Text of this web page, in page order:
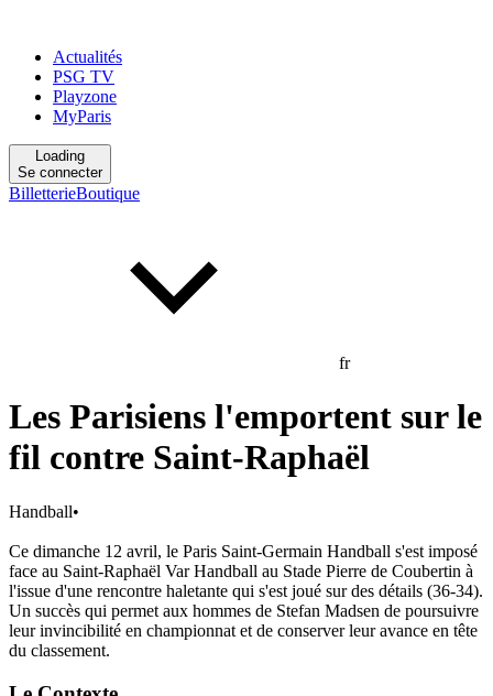
Actualités
PSG TV
Playzone
MyParis
Loading
Se connecter
BilletterieBoutique
fr
Les Parisiens l'emportent sur le
fil contre Saint-Raphaël
Handball•
Ce dimanche 12 avril, le Paris Saint-Germain Handball s'est imposé
face au Saint-Raphaël Var Handball au Stade Pierre de Coubertin à
l'issue d'une rencontre haletante qui s'est joué sur des détails (36-34).
Un succès qui permet aux hommes de Stefan Madsen de poursuivre
leur invincibilité en championnat et de conserver leur avance en tête
du classement.